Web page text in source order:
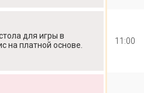
для игры в
на платной основе.
11:00